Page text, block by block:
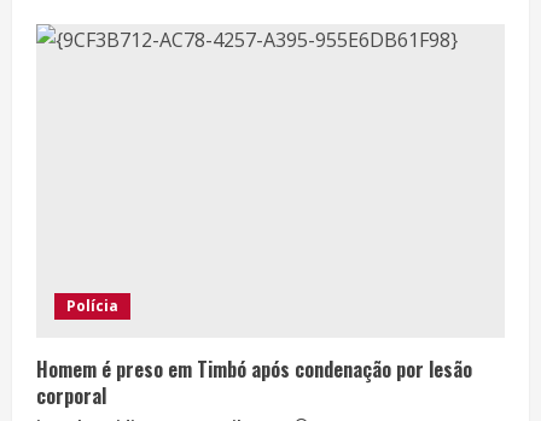
Polícia
Homem é preso em Timbó após condenação por lesão
corporal